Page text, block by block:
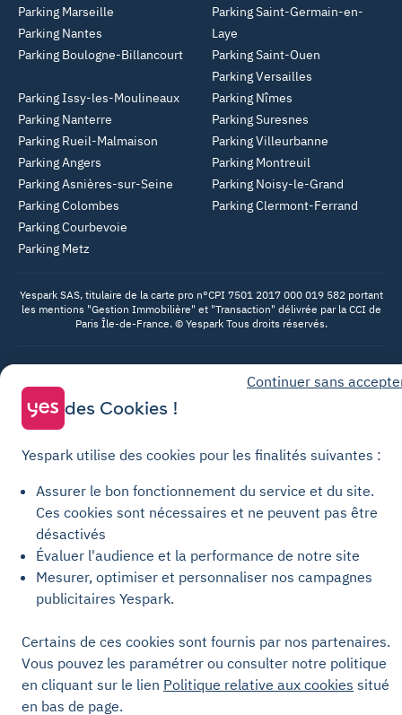
Parking Marseille
Parking Nantes
Parking Boulogne-Billancourt
Parking Saint-Germain-en-
Laye
Parking Saint-Ouen
Parking Versailles
Parking Issy-les-Moulineaux
Parking Nanterre
Parking Rueil-Malmaison
Parking Angers
Parking Asnières-sur-Seine
Parking Colombes
Parking Courbevoie
Parking Metz
Parking Nîmes
Parking Suresnes
Parking Villeurbanne
Parking Montreuil
Parking Noisy-le-Grand
Parking Clermont-Ferrand
Yespark SAS, titulaire de la carte pro n°CPI 7501 2017 000 019 582 portant
les mentions "Gestion Immobilière" et "Transaction" délivrée par la CCI de
Paris Île-de-France. © Yespark Tous droits réservés.
Conditions générales d'utilisation
Conditions générales de vente Stationnement
Politique de confidentialité
Paramètres des cookies
Charte de transparence
Continuer sans
des Cookies !
Yespark utilise des cookies pour les finalités suivantes :
Assurer le bon fonctionnement du service et du site.
Ces cookies sont nécessaires et ne peuvent pas être
désactivés
Évaluer l'audience et la performance de notre site
Mesurer, optimiser et personnaliser nos campagnes
publicitaires Yespark.
Certains de ces cookies sont fournis par nos partenaires.
Vous pouvez les paramétrer ou consulter notre politique
en cliquant sur le lien Politique relative aux cookies situé
en bas de page.